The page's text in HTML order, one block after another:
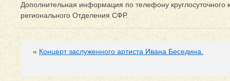
Дополнительная информация по телефону круглосуточного
регионального Отделения СФР.
« Концерт заслуженного артиста Ивана Беседина.